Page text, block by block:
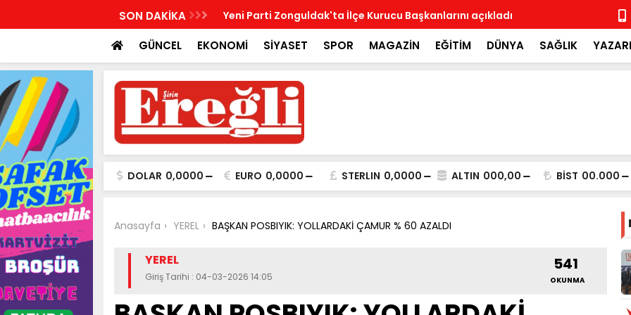
SON DAKİKA Yeni Parti Zonguldak'ta İlçe Kurucu Başkanlarını açıkladı MHP İlçe
GÜNCEL EKONOMİ SİYASET SPOR MAGAZİN EĞİTİM DÜNYA SAĞLIK
DOLAR 0,0000 EURO 0,0000 STERLIN 0,0000 ALTIN 000,00 BİST 00.000
Anasayfa YEREL BAŞKAN POSBIYIK: YOLLARDAKİ ÇAMUR % 60 AZALDI
YEREL
Giriş Tarihi : 04-03-2026 14:05
541
OKUNMA